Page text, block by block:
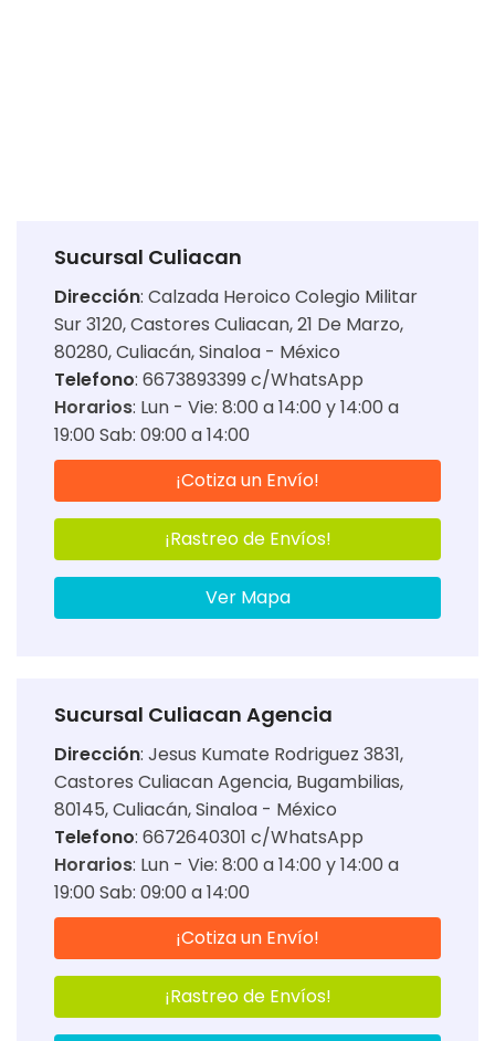
Sucursal Culiacan
Dirección: Calzada Heroico Colegio Militar
Sur 3120, Castores Culiacan, 21 De Marzo,
80280, Culiacán, Sinaloa - México
Telefono: 6673893399 c/WhatsApp
Horarios: Lun - Vie: 8:00 a 14:00 y 14:00 a
19:00 Sab: 09:00 a 14:00
¡Cotiza un Envío!
¡Rastreo de Envíos!
Ver Mapa
Sucursal Culiacan Agencia
Dirección: Jesus Kumate Rodriguez 3831,
Castores Culiacan Agencia, Bugambilias,
80145, Culiacán, Sinaloa - México
Telefono: 6672640301 c/WhatsApp
Horarios: Lun - Vie: 8:00 a 14:00 y 14:00 a
19:00 Sab: 09:00 a 14:00
¡Cotiza un Envío!
¡Rastreo de Envíos!